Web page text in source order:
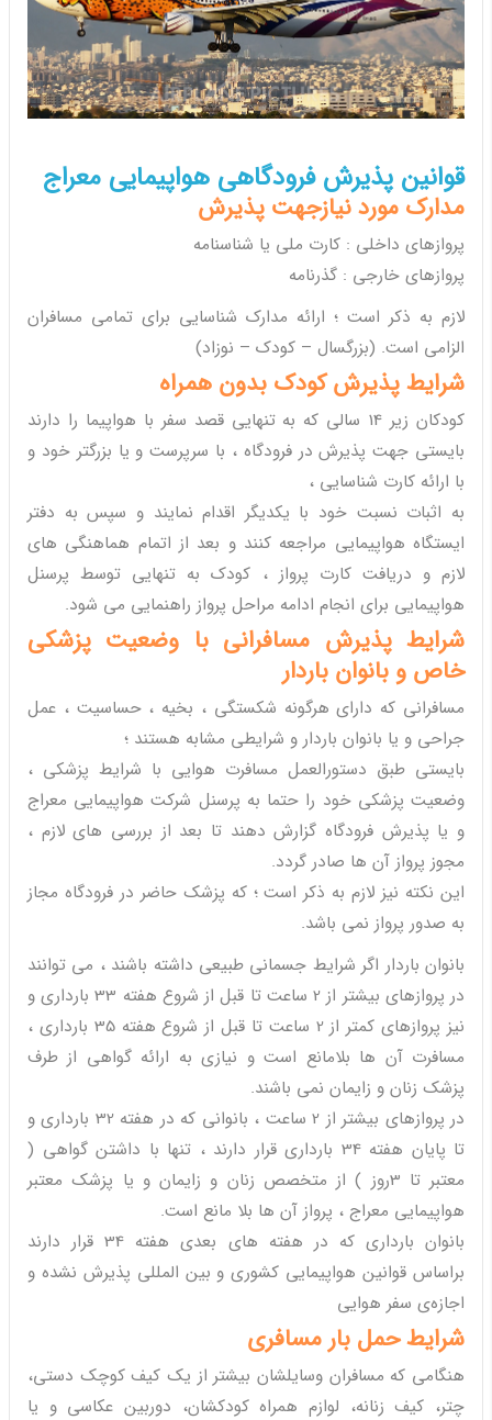
قوانین پذیرش فرودگاهی هواپیمایی معراج
مدارک مورد نیازجهت پذیرش
پروازهای داخلی : کارت ملی یا شناسنامه
پروازهای خارجی : گذرنامه
لازم به ذکر است ؛ ارائه مدارک شناسایی برای تمامی مسافران
الزامی است. (بزرگسال – کودک – نوزاد)
شرایط پذیرش کودک بدون همراه
کودکان زیر 14 سالی که به تنهایی قصد سفر با هواپیما را دارند
بایستی جهت پذیرش در فرودگاه ، با سرپرست و یا بزرگتر خود و
با ارائه کارت شناسایی ،
به اثبات نسبت خود با یکدیگر اقدام نمایند و سپس به دفتر
ایستگاه هواپیمایی مراجعه کنند و بعد از اتمام هماهنگی های
لازم و دریافت کارت پرواز ، کودک به تنهایی توسط پرسنل
هواپیمایی برای انجام ادامه مراحل پرواز راهنمایی می شود.
شرایط پذیرش مسافرانی با وضعیت پزشکی
خاص و بانوان باردار
مسافرانی که دارای هرگونه شکستگی ، بخیه ، حساسیت ، عمل
جراحی و یا بانوان باردار و شرایطی مشابه هستند ؛
بایستی طبق دستورالعمل مسافرت هوایی با شرایط پزشکی ،
وضعیت پزشکی خود را حتما به پرسنل شرکت هواپیمایی معراج
و یا پذیرش فرودگاه گزارش دهند تا بعد از بررسی های لازم ،
مجوز پرواز آن ها صادر گردد.
این نکته نیز لازم به ذکر است ؛ که پزشک حاضر در فرودگاه مجاز
به صدور پرواز نمی باشد.
بانوان باردار اگر شرایط جسمانی طبیعی داشته باشند ، می توانند
در پروازهای بیشتر از 2 ساعت تا قبل از شروع هفته 33 بارداری و
نیز پروازهای کمتر از 2 ساعت تا قبل از شروع هفته 35 بارداری ،
مسافرت آن ها بلامانع است و نیازی به ارائه گواهی از طرف
پزشک زنان و زایمان نمی باشند.
در پروازهای بیشتر از 2 ساعت ، بانوانی که در هفته 32 بارداری و
تا پایان هفته 34 بارداری قرار دارند ، تنها با داشتن گواهی (
معتبر تا 3روز ) از متخصص زنان و زایمان و یا پزشک معتبر
هواپیمایی معراج ، پرواز آن ها بلا مانع است.
بانوان بارداری که در هفته های بعدی هفته 34 قرار دارند
براساس قوانین هواپیمایی کشوری و بین المللی پذیرش نشده و
اجازه‌ی سفر هوایی
شرایط حمل بار مسافری
هنگامی که مسافران وسایلشان بیشتر از یک کیف کوچک دستی،
چتر، کیف زنانه، لوازم همراه کودکشان، دوربین عکاسی و یا